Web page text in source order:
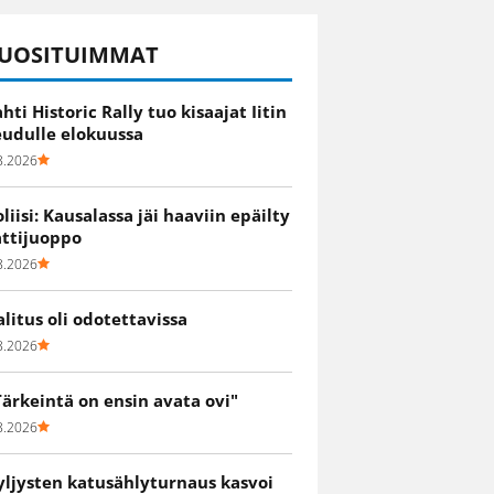
Historic Rally tuo kisaajat Iitin
elokuussa
Kausalassa jäi haaviin epäilty
oli odotettavissa
on ensin avata ovi"
katusählyturnaus kasvoi